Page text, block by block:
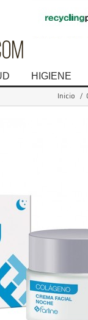
HIGIENE
Inicio /